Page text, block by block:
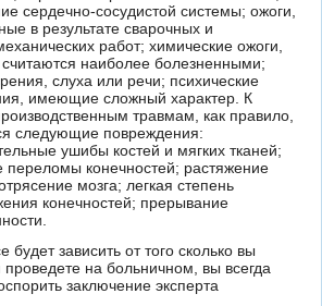
сердечно-сосудистой системы; ожоги,
в результате сварочных и
работ; химические ожоги,
считаются наиболее болезненными;
слуха или речи; психические
имеющие сложный характер. К
травмам, как правило,
следующие повреждения:
ушибы костей и мягких тканей;
переломы конечностей; растяжение
мозга; легкая степень
конечностей; прерывание
будет зависить от того сколько вы
на больничном, вы всегда
заключение эксперта